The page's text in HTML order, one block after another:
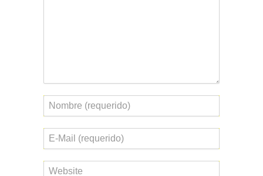
Nombre
Correo
electrónico
Web